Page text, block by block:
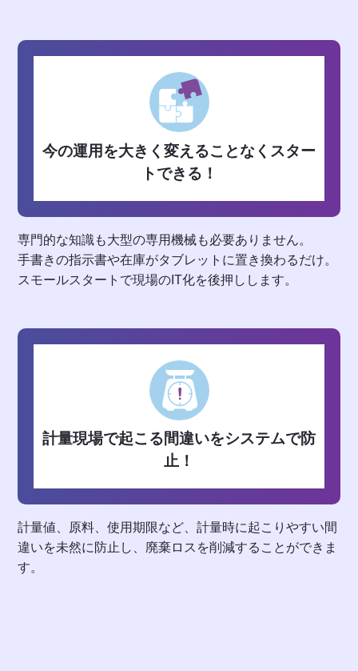
今の運用を大きく変えることなくスター
トできる！
専門的な知識も大型の専用機械も必要ありません。
手書きの指示書や在庫がタブレットに置き換わるだけ。
スモールスタートで現場のIT化を後押しします。
計量現場で起こる間違いをシステムで防
止！
計量値、原料、使用期限など、計量時に起こりやすい間
違いを未然に防止し、廃棄ロスを削減することができま
す。